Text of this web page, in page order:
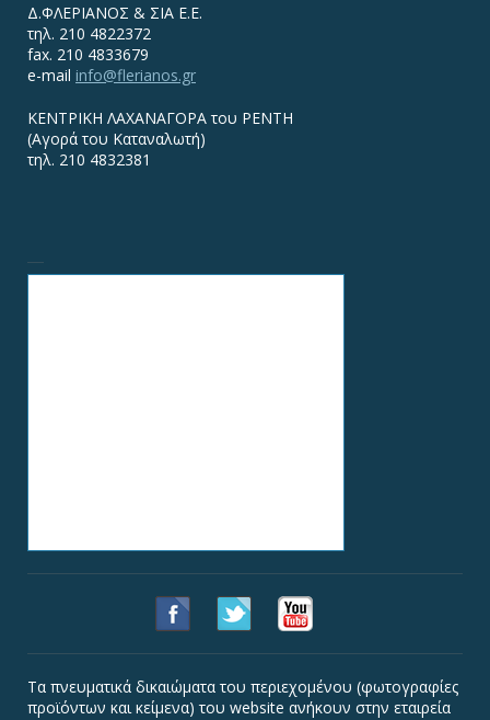
Δ.ΦΛΕΡΙΑΝΟΣ & ΣΙΑ Ε.Ε.
τηλ. 210 4822372
fax. 210 4833679
e-mail info@flerianos.gr
ΚΕΝΤΡΙΚΗ ΛΑΧΑΝΑΓΟΡΑ του ΡΕΝΤΗ
(Αγορά του Καταναλωτή)
τηλ. 210 4832381
Τα πνευματικά δικαιώματα του περιεχομένου (φωτογραφίες
προϊόντων και κείμενα) του website ανήκουν στην εταιρεία